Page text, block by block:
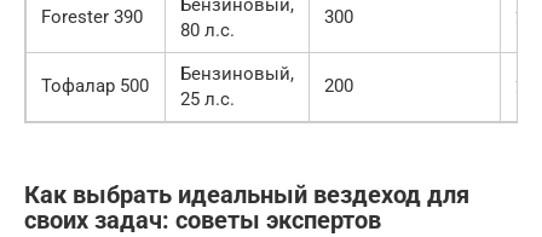
Forester 390
Бензиновый,
80 л.с.
300
Тофалар 500
Бензиновый,
25 л.с.
200
Как выбрать идеальный вездеход для
своих задач: советы экспертов